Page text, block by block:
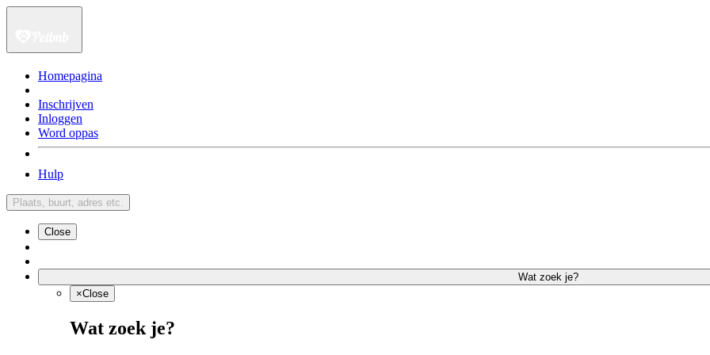
Homepagina
Inschrijven
Inloggen
Word oppas
Hulp
Plaats, buurt, adres etc.
Close
Wat zoek je?
×Close
Wat zoek je?